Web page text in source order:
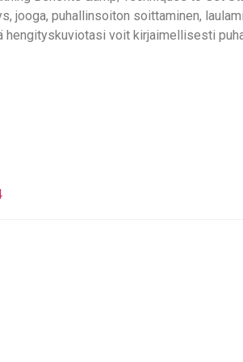
jooga, puhallinsoiton soittaminen,
hengityskuviotasi voit kirjaimellisesti